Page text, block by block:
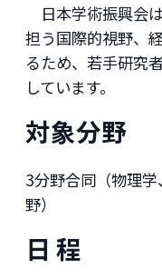
日本学術振興会
担う国際的視野、
るため、若手研究
しています。
対象分野
3分野合同（物理
野）
日 程